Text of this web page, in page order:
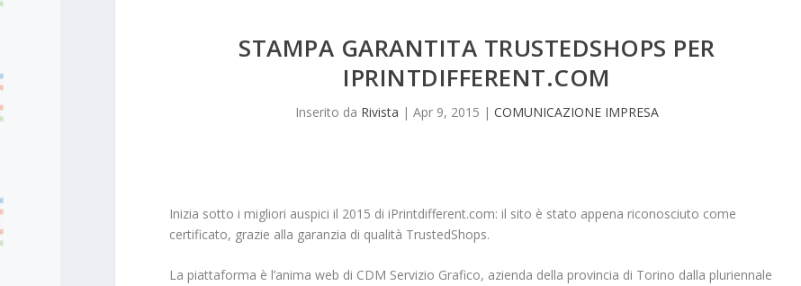
STAMPA GARANTITA TRUSTEDSHOPS PER
IPRINTDIFFERENT.COM
Inserito da Rivista | Apr 9, 2015 | COMUNICAZIONE IMPRESA
Inizia sotto i migliori auspici il 2015 di iPrintdifferent.com: il sito è stato appena riconosciuto come
certificato, grazie alla garanzia di qualità TrustedShops.
La piattaforma è l’anima web di CDM Servizio Grafico, azienda della provincia di Torino dalla pluriennale